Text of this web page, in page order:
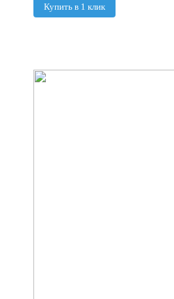
Купить в 1 клик